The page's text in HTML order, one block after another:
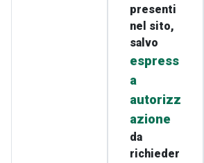
presenti
nel sito,
salvo
espress
a
autorizz
azione
da
richieder